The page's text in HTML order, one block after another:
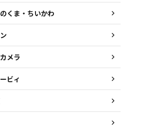
くま・ちいかわ
メラ
ビィ